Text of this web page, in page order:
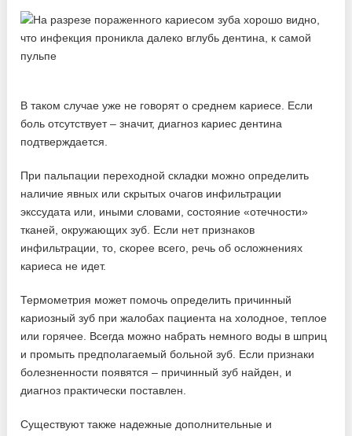
В таком случае уже не говорят о среднем кариесе. Если
боль отсутствует – значит, диагноз кариес дентина
подтверждается.
При пальпации переходной складки можно определить
наличие явных или скрытых очагов инфильтрации
экссудата или, иными словами, состояние «отечности»
тканей, окружающих зуб. Если нет признаков
инфильтрации, то, скорее всего, речь об осложнениях
кариеса не идет.
Термометрия может помочь определить причинный
кариозный зуб при жалобах пациента на холодное, теплое
или горячее. Всегда можно набрать немного воды в шприц
и промыть предполагаемый больной зуб. Если признаки
болезненности появятся – причинный зуб найден, и
диагноз практически поставлен.
Существуют также надежные дополнительные и